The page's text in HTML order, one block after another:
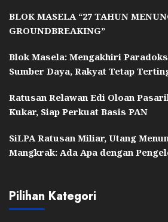
BLOK MASELA “27 TAHUN
GROUNDBREAKING”
Blok Masela: Mengakhiri
Sumber Daya, Rakyat Tetap
Ratusan Relawan Edi Oloan
Kukar, Siap Perkuat Basis PAN
SiLPA Ratusan Miliar, Utang
Mangkrak: Ada Apa dengan
Pilihan Kategori